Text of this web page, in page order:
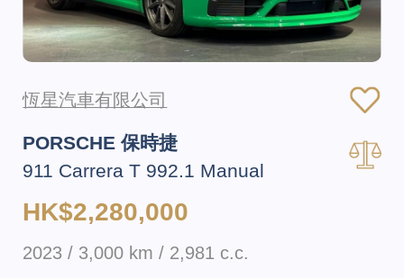
恆星汽車有限公司
PORSCHE 保時捷
911 Carrera T 992.1 Manual
HK$2,280,000
2023 / 3,000 km / 2,981 c.c.